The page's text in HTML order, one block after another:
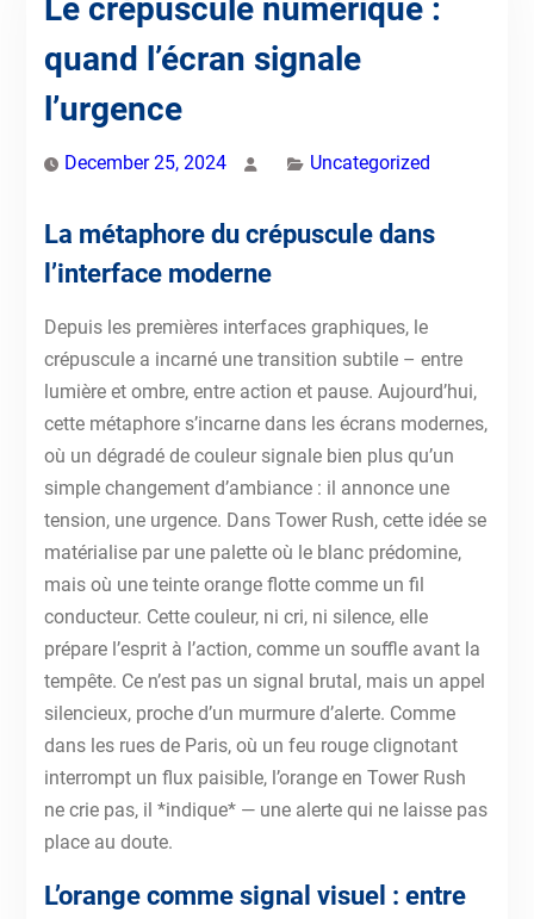
Le crépuscule numérique :
quand l’écran signale
l’urgence
December 25, 2024 Uncategorized
La métaphore du crépuscule dans
l’interface moderne
Depuis les premières interfaces graphiques, le
crépuscule a incarné une transition subtile – entre
lumière et ombre, entre action et pause. Aujourd’hui,
cette métaphore s’incarne dans les écrans modernes,
où un dégradé de couleur signale bien plus qu’un
simple changement d’ambiance : il annonce une
tension, une urgence. Dans Tower Rush, cette idée se
matérialise par une palette où le blanc prédomine,
mais où une teinte orange flotte comme un fil
conducteur. Cette couleur, ni cri, ni silence, elle
prépare l’esprit à l’action, comme un souffle avant la
tempête. Ce n’est pas un signal brutal, mais un appel
silencieux, proche d’un murmure d’alerte. Comme
dans les rues de Paris, où un feu rouge clignotant
interrompt un flux paisible, l’orange en Tower Rush
ne crie pas, il *indique* — une alerte qui ne laisse pas
place au doute.
L’orange comme signal visuel : entre